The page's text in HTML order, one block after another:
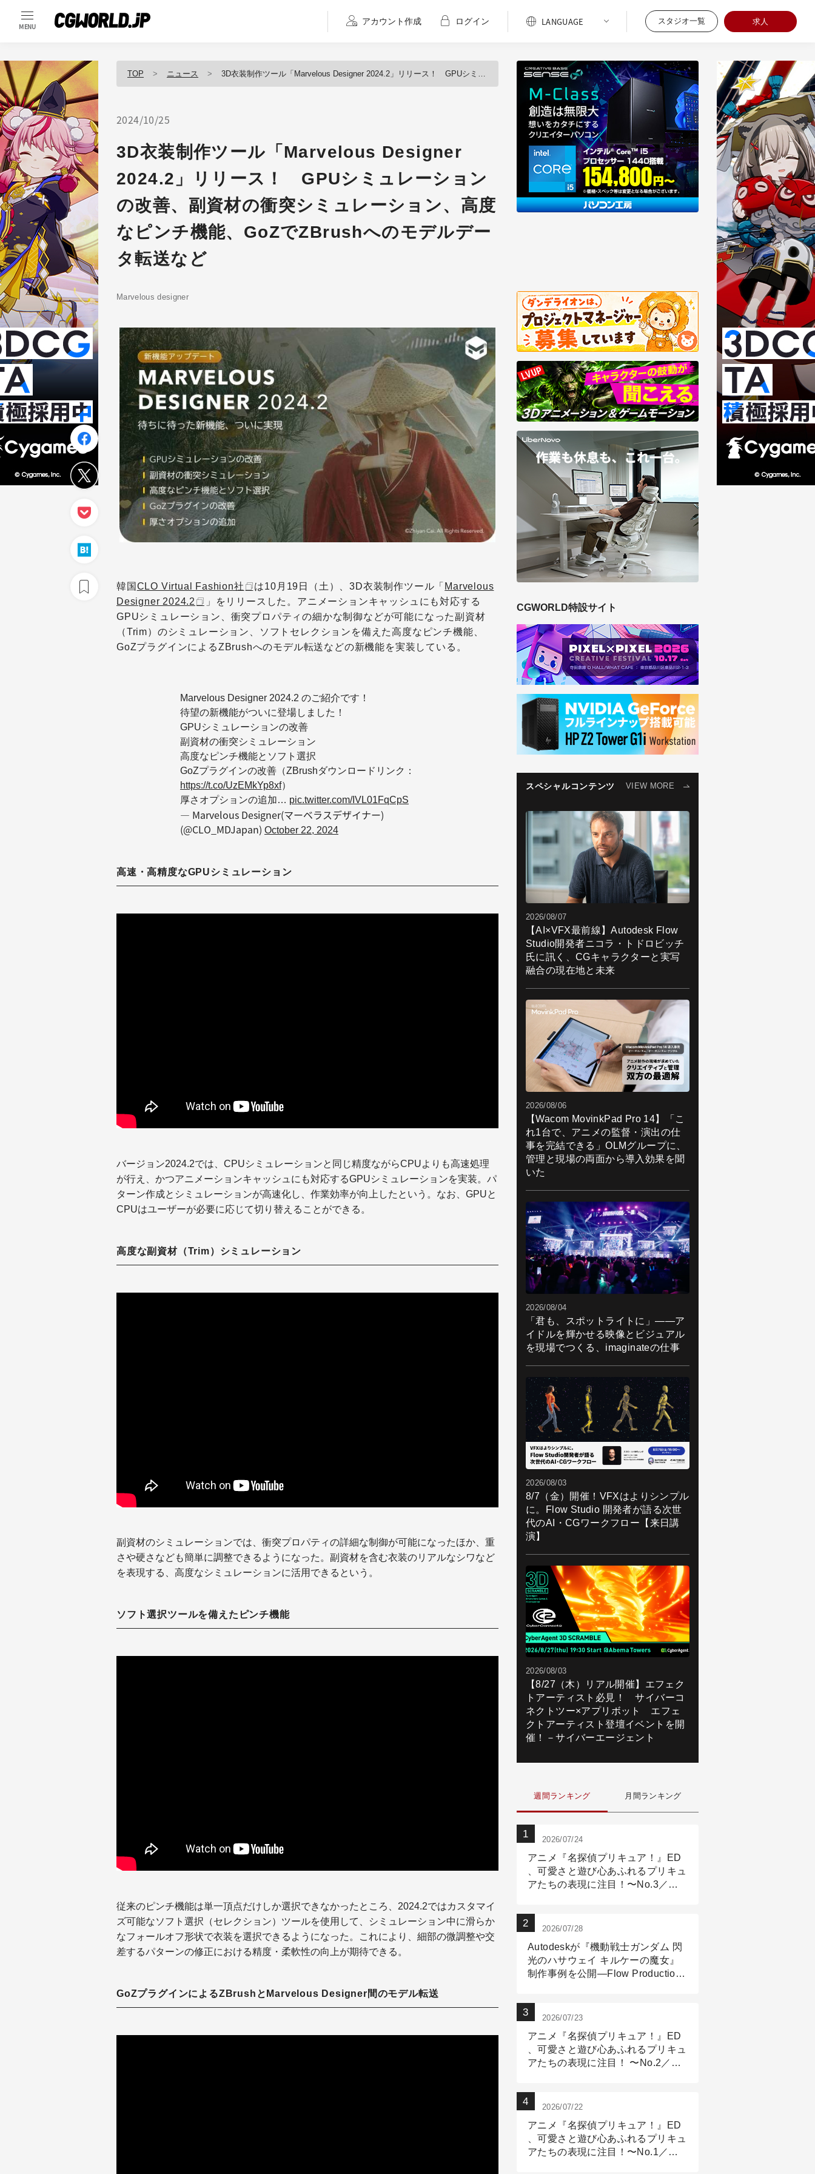
MENU
アカウント作成 ログイン スタジオ一覧 求人
TOP ニュース 3D衣装制作ツール「Marvelous Designer 2024.2」リリース！ GPUシミュレーションの改善、副資材の衝突シミュレーション、高度なピンチ機能、GoZでZBrushへのモデルデータ転送など
2024/10/25
3D衣装制作ツール「Marvelous Designer
2024.2」リリース！ GPUシミュレーション
の改善、副資材の衝突シミュレーション、高度
なピンチ機能、GoZでZBrushへのモデルデー
タ転送など
Marvelous designer
韓国 CLO Virtual Fashion社 は10月19日（土）、3D衣装制作ツール「 Marvelous
Designer 2024.2
」をリリースした。アニメーションキャッシュにも対応する
GPUシミュレーション、衝突プロパティの細かな制御などが可能になった副資材
（Trim）のシミュレーション、ソフトセレクションを備えた高度なピンチ機能、
GoZプラグインによるZBrushへのモデル転送などの新機能を実装している。
Marvelous Designer 2024.2 のご紹介です！
待望の新機能がついに登場しました！
GPUシミュレーションの改善
副資材の衝突シミュレーション
高度なピンチ機能とソフト選択
GoZプラグインの改善（ZBrushダウンロードリンク：
https://t.co/UzEMkYp8xf）
厚さオプションの追加… pic.twitter.com/IVL01FqCpS
— Marvelous Designer(マーベラスデザイナー)
(@CLO_MDJapan) October 22, 2024
高速・高精度なGPUシミュレーション
バージョン2024.2では、CPUシミュレーションと同じ精度ながらCPUよりも高速処理
が行え、かつアニメーションキャッシュにも対応するGPUシミュレーションを実装。パ
ターン作成とシミュレーションが高速化し、作業効率が向上したという。なお、GPUと
CPUはユーザーが必要に応じて切り替えることができる。
高度な副資材（Trim）シミュレーション
副資材のシミュレーションでは、衝突プロパティの詳細な制御が可能になったほか、重
さや硬さなども簡単に調整できるようになった。副資材を含む衣装のリアルなシワなど
を表現する、高度なシミュレーションに活用できるという。
ソフト選択ツールを備えたピンチ機能
従来のピンチ機能は単一頂点だけしか選択できなかったところ、2024.2ではカスタマイ
ズ可能なソフト選択（セレクション）ツールを使用して、シミュレーション中に滑らか
なフォールオフ形状で衣装を選択できるようになった。これにより、細部の微調整や交
差するパターンの修正における精度・柔軟性の向上が期待できる。
GoZプラグインによるZBrushとMarvelous Designer間のモデル転送
CGWORLD特設サイト
スペシャルコンテンツ VIEW MORE
2026/08/07
【AI×VFX最前線】Autodesk Flow
Studio開発者ニコラ・トドロビッチ
氏に訊く、CGキャラクターと実写
融合の現在地と未来
2026/08/06
【Wacom MovinkPad Pro 14】「こ
れ1台で、アニメの監督・演出の仕
事を完結できる」OLMグループに、
管理と現場の両面から導入効果を聞
いた
2026/08/04
「君も、スポットライトに」――ア
イドルを輝かせる映像とビジュアル
を現場でつくる、imaginateの仕事
2026/08/03
8/7（金）開催！VFXはよりシンプル
に。Flow Studio 開発者が語る次世
代のAI・CGワークフロー【来日講
演】
2026/08/03
【8/27（木）リアル開催】エフェク
トアーティスト必見！ サイバーコ
ネクトツー×アプリボット エフェ
クトアーティスト登壇イベントを開
催！－サイバーエージェント
週間ランキング 月間ランキング
2026/07/24
アニメ『名探偵プリキュア！』ED
、可愛さと遊び心あふれるプリキュ
アたちの表現に注目！〜No.3／ア
2026/07/28
Autodeskが『機動戦士ガンダム 閃
光のハサウェイ キルケーの魔女』
制作事例を公開―Flow Production
2026/07/23
アニメ『名探偵プリキュア！』ED
、可愛さと遊び心あふれるプリキュ
アたちの表現に注目！ 〜No.2／モ
2026/07/22
アニメ『名探偵プリキュア！』ED
、可愛さと遊び心あふれるプリキュ
アたちの表現に注目！〜No.1／演